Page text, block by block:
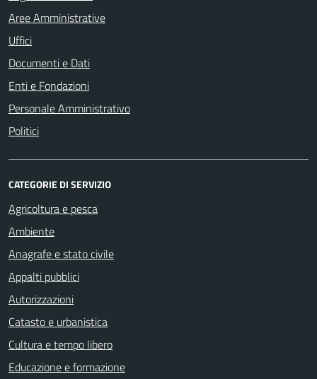
Aree Amministrative
Uffici
Documenti e Dati
Enti e Fondazioni
Personale Amministrativo
Politici
CATEGORIE DI SERVIZIO
Agricoltura e pesca
Ambiente
Anagrafe e stato civile
Appalti pubblici
Autorizzazioni
Catasto e urbanistica
Cultura e tempo libero
Educazione e formazione